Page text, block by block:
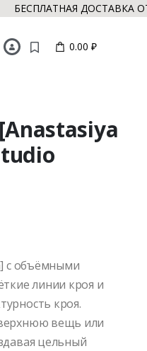
ДОСТАВКА ОТ
0.00 ₽
с объёмными
линии кроя и
кроя.
вещь или
цельный